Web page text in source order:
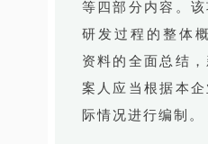
等四部分内容。
研发过程的整体
资料的全面总结
案人应当根据本
际情况进行编制。